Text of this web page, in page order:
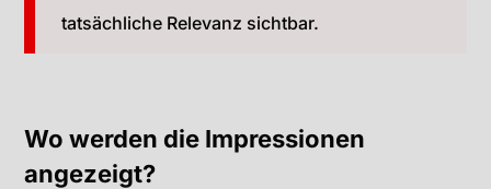
tatsächliche Relevanz sichtbar.
Wo werden die Impressionen
angezeigt?